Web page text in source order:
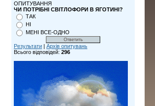
ОПИТУВАННЯ
ЧИ ПОТРІБНІ СВІТЛОФОРИ В ЯГОТИНІ?
ТАК
НІ
МЕНІ ВСЕ-ОДНО
Результати | Архів опитувань
Всього відповідей: 296